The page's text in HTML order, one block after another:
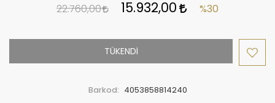
22.760,00 15.932,00 %30
TÜKENDİ
Barkod: 4053858814240